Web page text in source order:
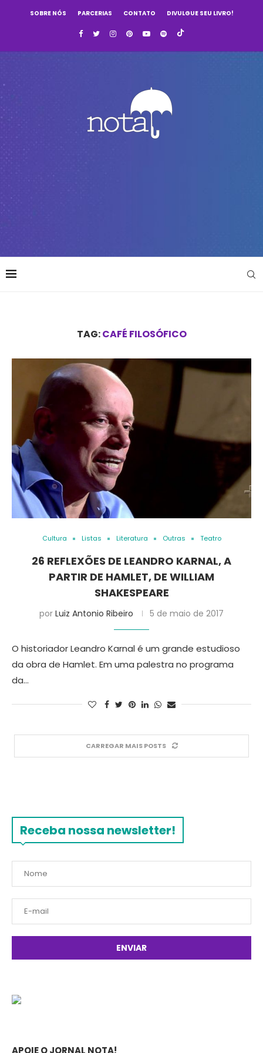
SOBRE NÓS PARCERIAS CONTATO DIVULGUE SEU LIVRO!
TAG:CAFÉ FILOSÓFICO
Cultura Listas Literatura Outras Teatro
26 REFLEXÕES DE LEANDRO KARNAL, A
PARTIR DE HAMLET, DE WILLIAM
SHAKESPEARE
por Luiz Antonio Ribeiro 5 de maio de 2017
O historiador Leandro Karnal é um grande estudioso
da obra de Hamlet. Em uma palestra no programa
da…
CARREGAR MAIS POSTS
Receba nossa newsletter!
APOIE O JORNAL NOTA!